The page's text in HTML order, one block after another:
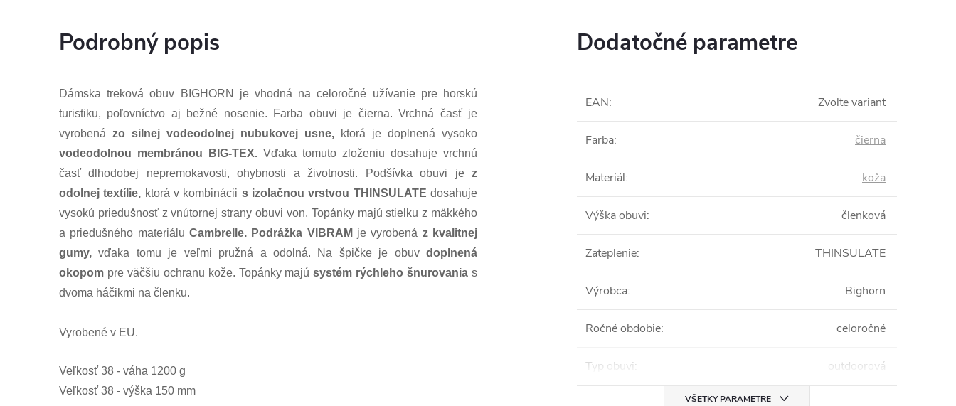
Podrobný popis
Dámska treková obuv BIGHORN je vhodná na celoročné užívanie pre horskú
turistiku, poľovníctvo aj bežné nosenie. Farba obuvi je čierna. Vrchná časť je
vyrobená zo silnej vodeodolnej nubukovej usne, ktorá je doplnená vysoko
vodeodolnou membránou BIG-TEX. Vďaka tomuto zloženiu dosahuje vrchnú
časť dlhodobej nepremokavosti, ohybnosti a životnosti. Podšívka obuvi je z
odolnej textílie, ktorá v kombinácii s izolačnou vrstvou THINSULATE dosahuje
vysokú priedušnosť z vnútornej strany obuvi von. Topánky majú stielku z mäkkého
a priedušného materiálu Cambrelle. Podrážka VIBRAM je vyrobená z kvalitnej
gumy, vďaka tomu je veľmi pružná a odolná. Na špičke je obuv doplnená
okopom pre väčšiu ochranu kože. Topánky majú systém rýchleho šnurovania s
dvoma háčikmi na členku.
Vyrobené v EU.
Veľkosť 38 - váha 1200 g
Veľkosť 38 - výška 150 mm
Dodatočné parametre
EAN: Zvoľte variant
Farba: čierna
Materiál: koža
Výška obuvi: členková
Zateplenie: THINSULATE
Výrobca: Bighorn
Ročné obdobie: celoročné
Typ obuvi: outdoorová
VŠETKY PARAMETRE